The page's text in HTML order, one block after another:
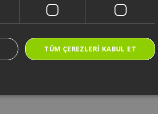
TÜM ÇEREZLERI KABUL ET